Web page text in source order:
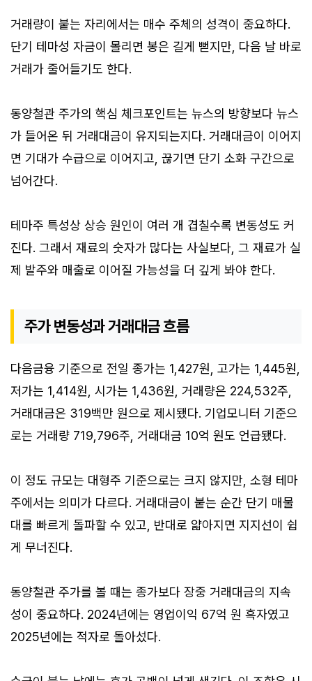
거래량이 붙는 자리에서는 매수 주체의 성격이 중요하다.
단기 테마성 자금이 몰리면 봉은 길게 뻗지만, 다음 날 바로
거래가 줄어들기도 한다.
동양철관 주가의 핵심 체크포인트는 뉴스의 방향보다 뉴스
가 들어온 뒤 거래대금이 유지되는지다. 거래대금이 이어지
면 기대가 수급으로 이어지고, 끊기면 단기 소화 구간으로
넘어간다.
테마주 특성상 상승 원인이 여러 개 겹칠수록 변동성도 커
진다. 그래서 재료의 숫자가 많다는 사실보다, 그 재료가 실
제 발주와 매출로 이어질 가능성을 더 깊게 봐야 한다.
주가 변동성과 거래대금 흐름
다음금융 기준으로 전일 종가는 1,427원, 고가는 1,445원,
저가는 1,414원, 시가는 1,436원, 거래량은 224,532주,
거래대금은 319백만 원으로 제시됐다. 기업모니터 기준으
로는 거래량 719,796주, 거래대금 10억 원도 언급됐다.
이 정도 규모는 대형주 기준으로는 크지 않지만, 소형 테마
주에서는 의미가 다르다. 거래대금이 붙는 순간 단기 매물
대를 빠르게 돌파할 수 있고, 반대로 얇아지면 지지선이 쉽
게 무너진다.
동양철관 주가를 볼 때는 종가보다 장중 거래대금의 지속
성이 중요하다. 2024년에는 영업이익 67억 원 흑자였고
2025년에는 적자로 돌아섰다.